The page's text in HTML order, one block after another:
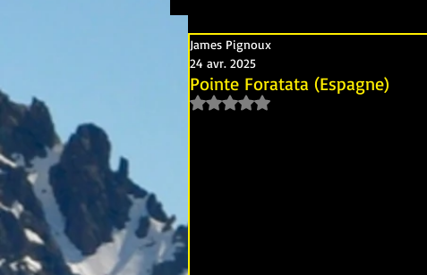
Pointe Foratata (Espagne)
James Pignoux
24 avr. 2025
Noté NaN étoiles sur 5.